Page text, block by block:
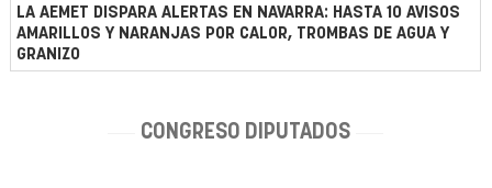
LA AEMET DISPARA ALERTAS EN NAVARRA: HASTA 10 AVISOS
AMARILLOS Y NARANJAS POR CALOR, TROMBAS DE AGUA Y
GRANIZO
CONGRESO DIPUTADOS